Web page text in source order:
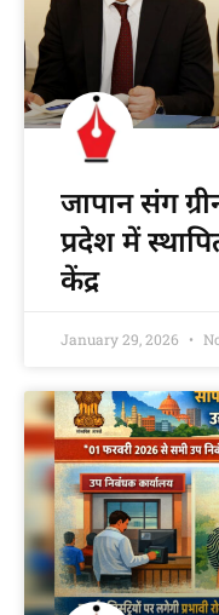
जापान संग
प्रदेश में
केंद्र
January 29, 2026